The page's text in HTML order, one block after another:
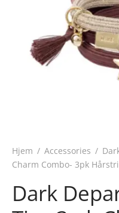
Hjem / Accessories /
Charm Combo- 3pk
Dark